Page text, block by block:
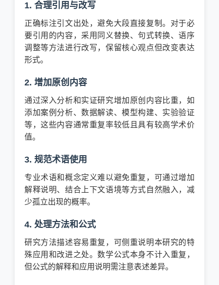
1. 合理引用与改写
正确标注引文出处，避免大段直接复制。对于必
要引用的内容，采用同义替换、句式转换、语序
调整等方法进行改写，保留核心观点但改变表达
形式。
2. 增加原创内容
通过深入分析和实证研究增加原创内容比重，如
添加案例分析、数据解读、模型构建、实验验证
等，这些内容通常重复率较低且具有较高学术价
值。
3. 规范术语使用
专业术语和概念定义难以避免重复，可通过增加
解释说明、结合上下文语境等方式自然融入，减
少孤立出现的概率。
4. 处理方法和公式
研究方法描述容易重复，可侧重说明本研究的特
殊应用和改进之处。数学公式本身不计入重复，
但公式的解释和应用说明需注意表述差异。